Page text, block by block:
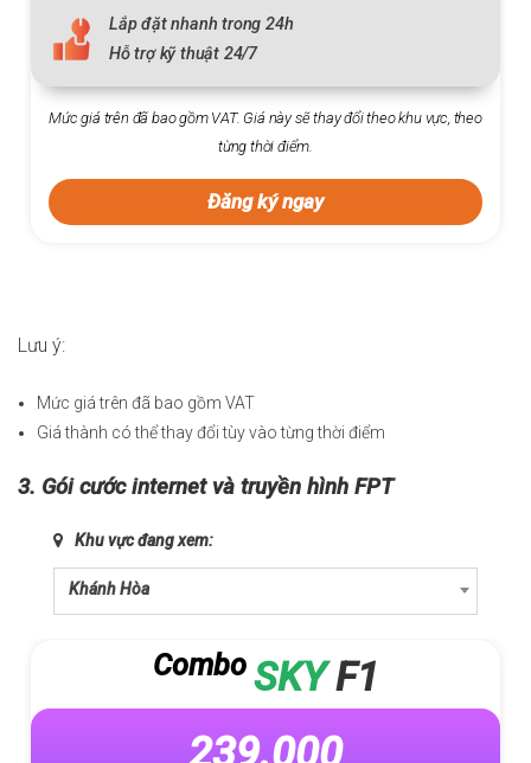
Lắp đặt nhanh trong 24h
Hỗ trợ kỹ thuật 24/7
Mức giá trên đã bao gồm VAT. Giá này sẽ thay đổi theo khu vực, theo
từng thời điểm.
Đăng ký ngay
Lưu ý:
Mức giá trên đã bao gồm VAT
Giá thành có thể thay đổi tùy vào từng thời điểm
3. Gói cước internet và truyền hình FPT
Khu vực đang xem:
Khánh Hòa
Combo SKYF1